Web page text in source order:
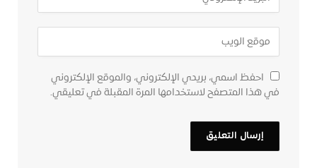
احفظ اسمي، بريدي الإلكتروني، والموقع الإلكتروني
في هذا المتصفح لاستخدامها المرة المقبلة في تعليقي.